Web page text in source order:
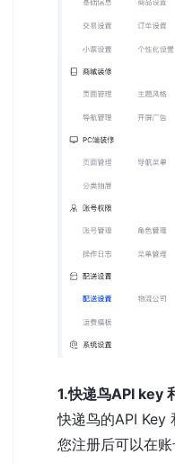
1.快递鸟API key
快递鸟的API Key
您注册后可以在